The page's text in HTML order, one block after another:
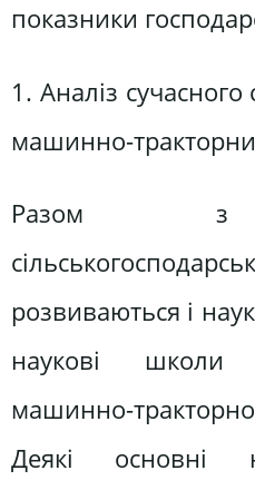
показники
1. Аналіз
машинно-
Разом з
розвиваються і
наукові школи
машинно-
Деякі основні